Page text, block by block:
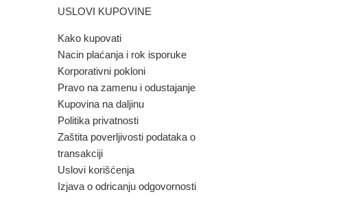
USLOVI KUPOVINE
Kako kupovati
Nacin plaćanja i rok isporuke
Korporativni pokloni
Pravo na zamenu i odustajanje
Kupovina na daljinu
Politika privatnosti
Zaštita poverljivosti podataka o
transakciji
Uslovi korišćenja
Izjava o odricanju odgovornosti